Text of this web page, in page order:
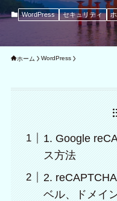
WordPress セキュリティ
ホーム WordPress
1. Google
ス方法
2.
ベル、ドメイ